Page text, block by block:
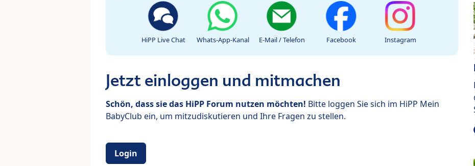
HiPP Live Chat Whats-App-Kanal E-Mail / Telefon Facebook Instagram
Jetzt einloggen und mitmachen
Schön, dass sie das HiPP Forum nutzen möchten! Bitte loggen Sie sich im HiPP Mein
BabyClub ein, um mitzudiskutieren und Ihre Fragen zu stellen.
Login